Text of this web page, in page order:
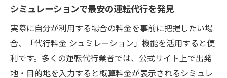
シミュレーションで最安の運転代行を発見
実際に自分が利用する場合の料金を事前に把握したい場
合、「代行料金 シュミレーション」機能を活用すると便
利です。多くの運転代行業者では、公式サイト上で出発
地・目的地を入力すると概算料金が表示されるシミュレ